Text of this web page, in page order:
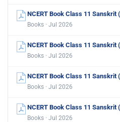
NCERT Book Class 11 Sanskrit
Books · Jul 2026
NCERT Book Class 11 Sanskrit
Books · Jul 2026
NCERT Book Class 11 Sanskrit
Books · Jul 2026
NCERT Book Class 11 Sanskrit
Books · Jul 2026